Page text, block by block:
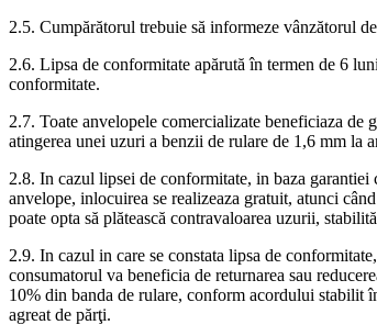
2.5. Cumpărătorul trebuie să informeze vânzătorul
2.6. Lipsa de conformitate apărută în termen de 6
conformitate.
2.7. Toate anvelopele comercializate beneficiaza
atingerea unei uzuri a benzii de rulare de 1,6 mm la
2.8. In cazul lipsei de conformitate, in baza
anvelope, inlocuirea se realizeaza gratuit, atunci
poate opta să plătească contravaloarea uzurii,
2.9. In cazul in care se constata lipsa de
consumatorul va beneficia de returnarea sau
10% din banda de rulare, conform acordului stabilit
agreat de părţi.